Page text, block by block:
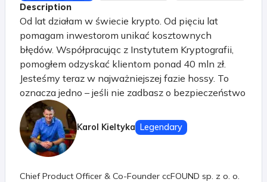
Description
Od lat działam w świecie krypto. Od pięciu lat
pomagam inwestorom unikać kosztownych
błędów. Współpracując z Instytutem Kryptografii,
pomogłem odzyskać klientom ponad 40 mln zł.
Jesteśmy teraz w najważniejszej fazie hossy. To
oznacza jedno – jeśli nie zadbasz o bezpieczeństwo
swoich środków, możesz je stracić szybciej, niż się
spodziewasz.
Karol Kieltyka Legendary
Chief Product Officer & Co-Founder ccFOUND sp. z o. o.